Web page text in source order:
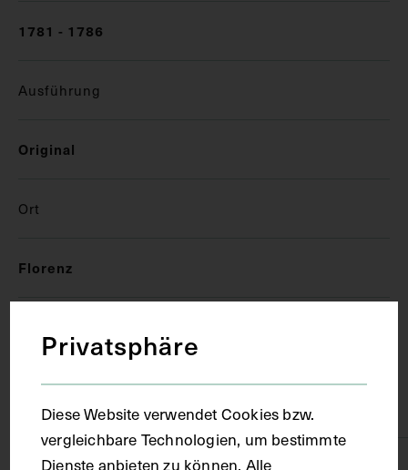
1781 - 1786
Ausführung
Original
Ort
Florenz
Träger
Papier
Privatsphäre
Diese Website verwendet Cookies bzw.
vergleichbare Technologien, um bestimmte
Dienste anbieten zu können. Alle